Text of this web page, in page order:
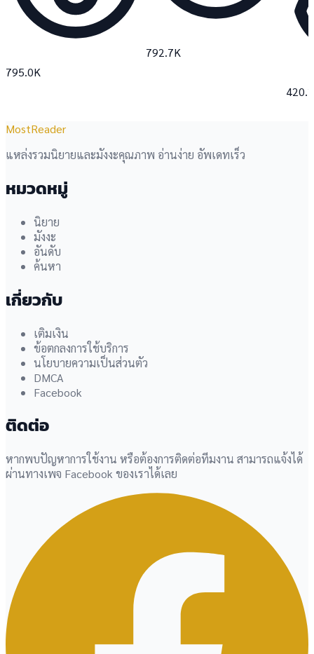
795.0K
792.7K
MostReader
แหล่งรวมนิยายและมังงะคุณภาพ อ่านง่าย อัพเดทเร็ว
หมวดหมู่
นิยาย
มังงะ
อันดับ
ค้นหา
เกี่ยวกับ
เติมเงิน
ข้อตกลงการใช้บริการ
นโยบายความเป็นส่วนตัว
DMCA
Facebook
ติดต่อ
หากพบปัญหาการใช้งาน หรือต้องการติดต่อทีมงาน สามารถแจ้งได้
ผ่านทางเพจ Facebook ของเราได้เลย